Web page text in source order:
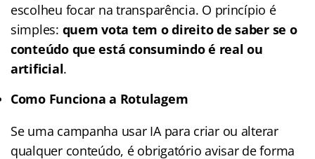
escolheu focar na transparência. O princípio é
simples: quem vota tem o direito de saber se o
conteúdo que está consumindo é real ou
artificial.
Como Funciona a Rotulagem
Se uma campanha usar IA para criar ou alterar
qualquer conteúdo, é obrigatório avisar de forma